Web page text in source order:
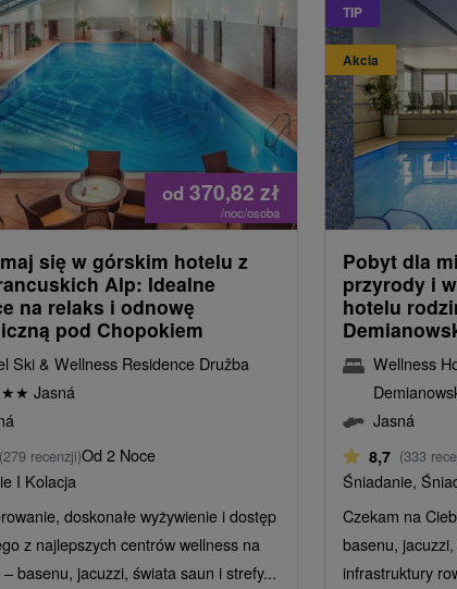
od 370,82 zł
/noc/osoba
się w górskim hotelu z
Alp: Idealne
na relaks i odnowę
pod Chopokiem
Ski & Wellness Residence Družba
★★ Jasná
(279 recenzji)Od 2 Noce
I Kolacja
doskonałe wyżywienie i dostęp
z najlepszych centrów wellness na
– basenu, jacuzzi, świata saun i strefy...
TIP
Akcia
Pobyt dla
przyrody i
hotelu
Wellness
Jasná
8,7 (333
Śniadanie,
Czekam na
basenu,
infrastruktury